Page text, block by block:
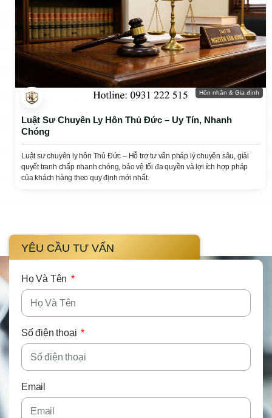
Hôn nhân & Gia đình
Luật Sư Chuyên Ly Hôn Thủ Đức – Uy Tín, Nhanh
Chóng
Luật sư chuyên ly hôn Thủ Đức – Hỗ trợ tư vấn pháp lý chuyên sâu, giải
quyết tranh chấp nhanh chóng, bảo vệ tối đa quyền và lợi ích hợp pháp
của khách hàng theo quy định mới nhất.
YÊU CẦU TƯ VẤN
Họ Và Tên
Số điện thoại
Email